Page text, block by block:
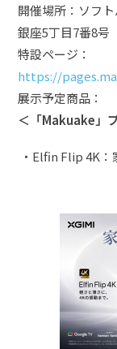
開催場所：ソフ
銀座5丁目7番8号
特設ページ：
https://
展示予定商品：
＜「Makuake」
・Elfin Flip 4K